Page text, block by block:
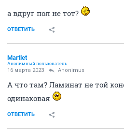
а вдруг пол не тот?
ОТВЕТИТЬ
Мartlet
Анонимный пользователь
16 марта 2023 Anоnimus
А что там? Ламинат не той
одинаковая
ОТВЕТИТЬ